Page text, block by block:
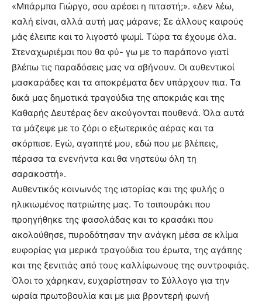
«Μπάρμπα Γιώργο, σου αρέσει η πιταστή;». «Δεν λέω,
καλή είναι, αλλά αυτή μας μάρανε; Σε άλλους καιρούς
μάς έλειπε και το λιγοστό ψωμί. Τώρα τα έχουμε όλα.
Στεναχωριέμαι που θα φύ- γω με το παράπονο γιατί
βλέπω τις παραδόσεις μας να σβήνουν. Οι αυθεντικοί
μασκαράδες και τα αποκρέματα δεν υπάρχουν πια. Τα
δικά μας δημοτικά τραγούδια της αποκριάς και της
Καθαρής Δευτέρας δεν ακούγονται πουθενά. Όλα αυτά
τα μάζεψε με το ζόρι ο εξωτερικός αέρας και τα
σκόρπισε. Εγώ, αγαπητέ μου, εδώ που με βλέπεις,
πέρασα τα ενενήντα και θα νηστεύω όλη τη
σαρακοστή».
Αυθεντικός κοινωνός της ιστορίας και της φυλής ο
ηλικιωμένος πατριώτης μας. Το τσιπουράκι που
προηγήθηκε της φασολάδας και το κρασάκι που
ακολούθησε, πυροδότησαν την ανάγκη μέσα σε κλίμα
ευφορίας για μερικά τραγούδια του έρωτα, της αγάπης
και της ξενιτιάς από τους καλλίφωνους της συντροφιάς.
Όλοι το χάρηκαν, ευχαρίστησαν το Σύλλογο για την
ωραία πρωτοβουλία και με μια βροντερή φωνή